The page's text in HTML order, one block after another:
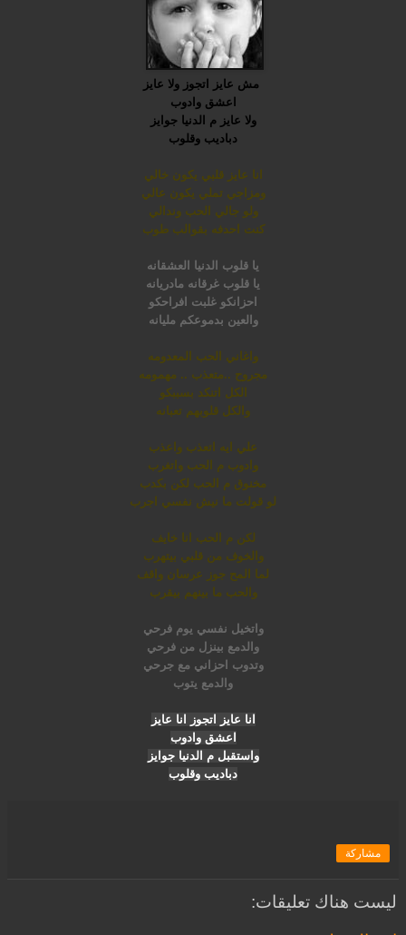
مش عايز اتجوز ولا عايز
اعشق وادوب
ولا عايز م الدنيا جوايز
دباديب وقلوب
انا عايز قلبي يكون خالي
ومزاجي تملي يكون عالي
ولو جالي الحب وندالي
كنت احدفه بقوالب طوب
يا قلوب الدنيا العشقانه
يا قلوب غرقانه مادريانه
احزانكو غلبت افراحكو
والعين بدموعكم مليانه
واغاني الحب المعدومه
مجروح ..متعذب .. مهمومه
الكل اتنكد بسببكو
والكل قلوبهم تعبانه
علي ايه اتعذب واعذب
وادوب م الحب واتغرب
مخنوق م الحب لكن بكدب
لو قولت ما نيش نفسي اجرب
لكن م الحب انا خايف
والخوف من قلبي بيتهرب
لما المح جوز عرسان واقف
والحب ما بينهم بيقرب
واتخيل نفسي يوم فرحي
والدمع بينزل من فرحي
وتدوب احزاني مع جرحي
والدمع يتوب
انا عايز اتجوز انا عايز
اعشق وادوب
واستقبل م الدنيا جوايز
دباديب وقلوب
مشاركة
ليست هناك تعليقات: